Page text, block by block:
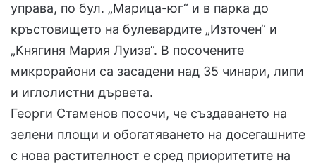
управа, по бул. „Марица-юг“ и в парка до
кръстовището на булевардите „Източен“ и
„Княгиня Мария Луиза“. В посочените
микрорайони са засадени над 35 чинари, липи
и иглолистни дървета.
Георги Стаменов посочи, че създаването на
зелени площи и обогатяването на досегашните
с нова растителност е сред приоритетите на